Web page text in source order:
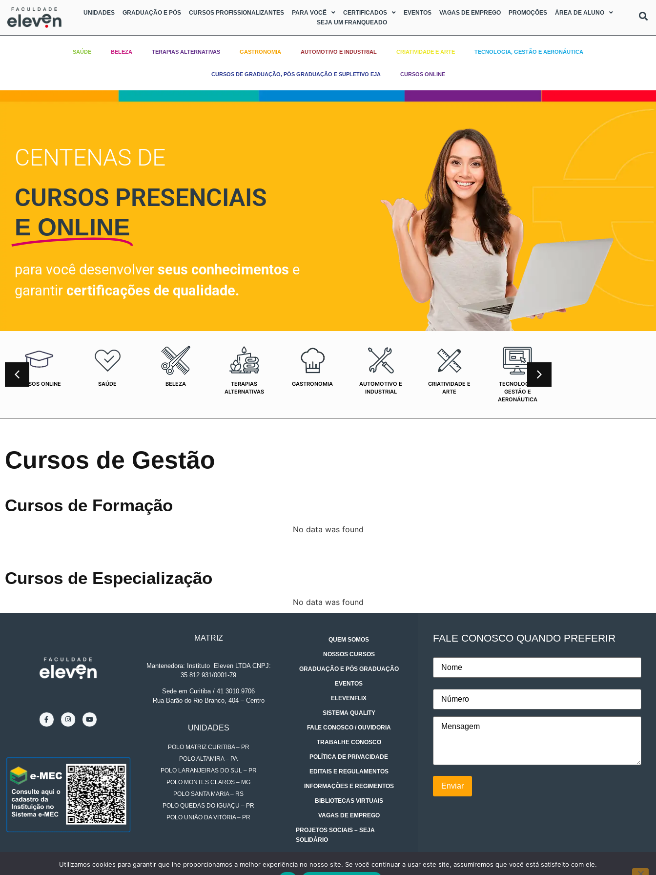
UNIDADES GRADUAÇÃO E PÓS CURSOS PROFISSIONALIZANTES PARA VOCÊ CERTIFICADOS EVENTOS VAGAS DE EMPREGO PROMOÇÕES
ÁREA DE ALUNO
SEJA UM FRANQUEADO
SAÚDE BELEZA TERAPIAS ALTERNATIVAS GASTRONOMIA AUTOMOTIVO E INDUSTRIAL CRIATIVIDADE E ARTE TECNOLOGIA, GESTÃO E AERONÁUTICA
CURSOS DE GRADUAÇÃO, PÓS GRADUAÇÃO E SUPLETIVO EJA CURSOS ONLINE
CENTENAS DE
CURSOS PRESENCIAIS
E ONLINE
para você desenvolver seus conhecimentos e
garantir certificações de qualidade.
CURSOS ONLINE SAÚDE BELEZA
TERAPIAS
ALTERNATIVAS
GASTRONOMIA
AUTOMOTIVO E
INDUSTRIAL
CRIATIVIDADE E
ARTE
TECNOLOGIA,
GESTÃO E
AERONÁUTICA
Cursos de Gestão
Cursos de Formação
No data was found
Cursos de Especialização
No data was found
MATRIZ
Mantenedora: Instituto.
Eleven LTDA CNPJ:
35.812.931/0001-79
Sede em Curitiba / 41 3010.9706
Rua Barão do Rio Branco, 404 – Centro
UNIDADES
POLO MATRIZ CURITIBA – PR
POLO ALTAMIRA – PA
POLO LARANJEIRAS DO SUL – PR
POLO MONTES CLAROS – MG
POLO SANTA MARIA – RS
POLO QUEDAS DO IGUAÇU – PR
POLO UNIÃO DA VITÓRIA – PR
QUEM SOMOS
NOSSOS CURSOS
GRADUAÇÃO E PÓS GRADUAÇÃO
EVENTOS
ELEVENFLIX
SISTEMA QUALITY
FALE CONOSCO / OUVIDORIA
TRABALHE CONOSCO
POLÍTICA DE PRIVACIDADE
EDITAIS E REGULAMENTOS
INFORMAÇÕES E REGIMENTOS
BIBLIOTECAS VIRTUAIS
VAGAS DE EMPREGO
PROJETOS SOCIAIS – SEJA
SOLIDÁRIO
FALE CONOSCO QUANDO PREFERIR
Utilizamos cookies para garantir que lhe proporcionamos a melhor experiência no nosso site. Se você continuar a usar este site, assumiremos que você está satisfeito com ele.